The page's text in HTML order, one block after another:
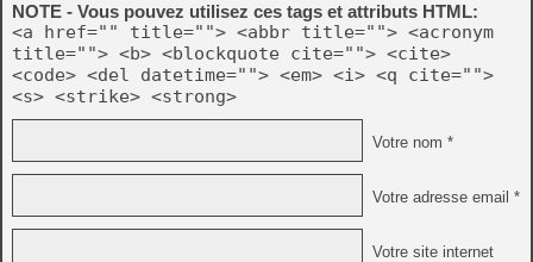
NOTE - Vous pouvez utilisez ces tags et attributs HTML:
<a href="" title=""> <abbr title=""> <acronym
title=""> <b> <blockquote cite=""> <cite>
<code> <del datetime=""> <em> <i> <q cite="">
<s> <strike> <strong>
Votre nom *
Votre adresse email *
Votre site internet